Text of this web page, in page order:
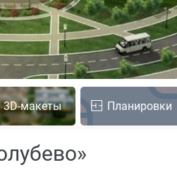
3D-макеты Планировки